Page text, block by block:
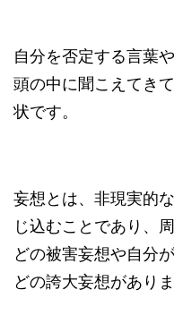
自分を否定する言葉
頭の中に聞こえてき
状です。
妄想とは、非現実的
じ込むことであり、
どの被害妄想や自分
どの誇大妄想がありま